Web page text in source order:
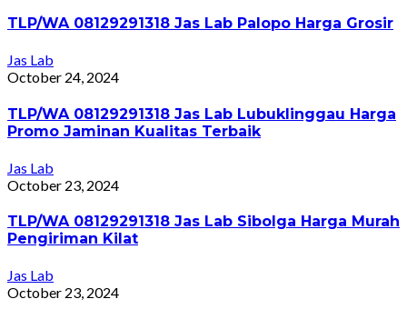
TLP/WA 08129291318 Jas Lab Palopo Harga Grosir
Jas Lab
October 24, 2024
TLP/WA 08129291318 Jas Lab Lubuklinggau Harga
Promo Jaminan Kualitas Terbaik
Jas Lab
October 23, 2024
TLP/WA 08129291318 Jas Lab Sibolga Harga Murah
Pengiriman Kilat
Jas Lab
October 23, 2024